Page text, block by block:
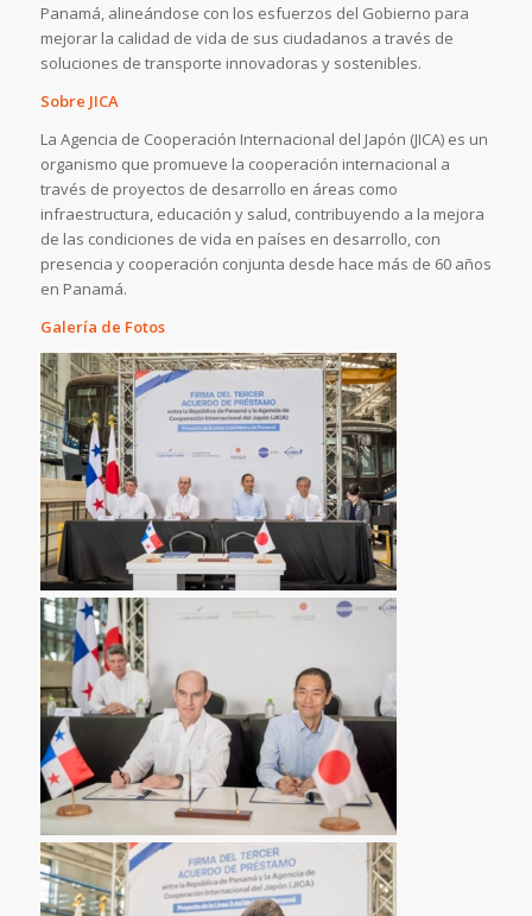
Panamá, alineándose con los esfuerzos del Gobierno para
mejorar la calidad de vida de sus ciudadanos a través de
soluciones de transporte innovadoras y sostenibles.
Sobre JICA
La Agencia de Cooperación Internacional del Japón (JICA) es un
organismo que promueve la cooperación internacional a
través de proyectos de desarrollo en áreas como
infraestructura, educación y salud, contribuyendo a la mejora
de las condiciones de vida en países en desarrollo, con
presencia y cooperación conjunta desde hace más de 60 años
en Panamá.
Galería de Fotos